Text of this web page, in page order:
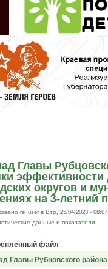
Главы
эффективности
округов и
на 3-летний
re_user в Втр, 25/04/2023 - 08:07
данные и показатели
файл
Главы Рубцовского